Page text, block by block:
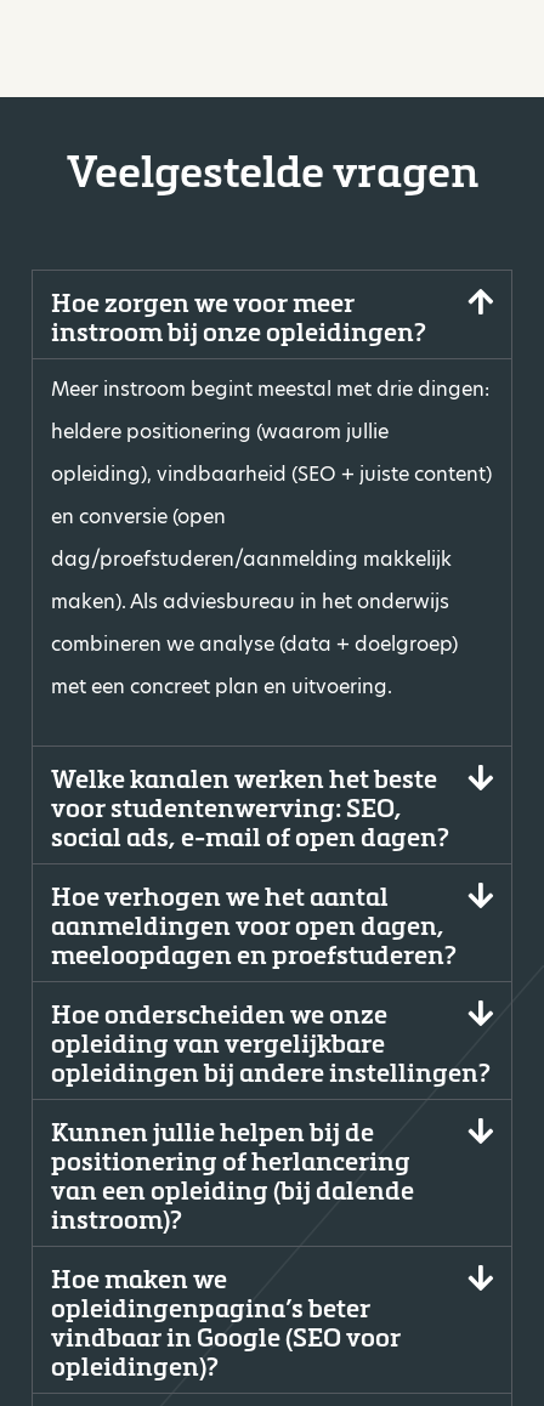
Veelgestelde vragen
Hoe zorgen we voor meer
instroom bij onze opleidingen?
Meer instroom begint meestal met drie dingen:
heldere positionering (waarom jullie
opleiding), vindbaarheid (SEO + juiste content)
en conversie (open
dag/proefstuderen/aanmelding makkelijk
maken). Als adviesbureau in het onderwijs
combineren we analyse (data + doelgroep)
met een concreet plan en uitvoering.
Welke kanalen werken het beste
voor studentenwerving: SEO,
social ads, e-mail of open dagen?
Hoe verhogen we het aantal
aanmeldingen voor open dagen,
meeloopdagen en proefstuderen?
Hoe onderscheiden we onze
opleiding van vergelijkbare
opleidingen bij andere instellingen?
Kunnen jullie helpen bij de
positionering of herlancering
van een opleiding (bij dalende
instroom)?
Hoe maken we
opleidingenpagina’s beter
vindbaar in Google (SEO voor
opleidingen)?